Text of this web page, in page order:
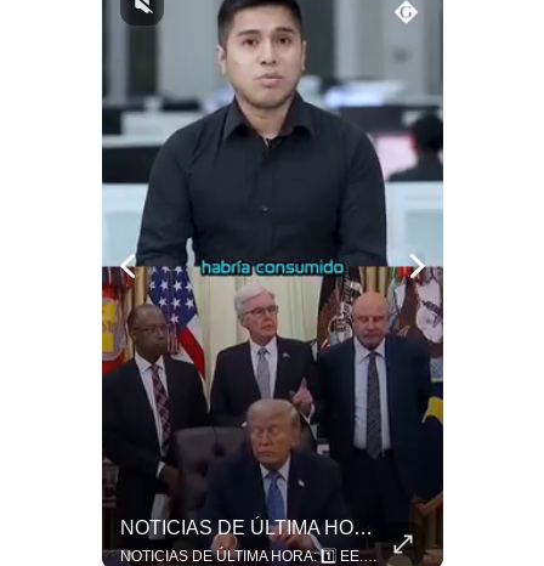
Fotogalerías
Condiciones
Frecuentes
NOTICIAS DE ÚLTIMA HORA: EE.UU. Se Queda Sin Misiles En Medio Oriente
NOTICIAS DE ÚLTIMA HORA: 1️⃣ EE.UU.: Habría gastado casi el 80% de sus misiles más avanzados (THAAD), un factor clave en las decisiones de Donald Trump frente a Irán. 2️⃣ Argentina y Brasil: Tensión diplomática escala; Brasil solicita el regreso del embajador argentino tras fuertes declaraciones de Javier Milei. 3️⃣ México: Asesinan al influencer César Gastélum a balazos durante una transmisión en vivo en Culiacán, Sinaloa. 4️⃣ Alemania: Ataque con dron explosivo obliga a suspender el aeropuerto de Leipzig, punto logístico clave de la OTAN para enviar material a Ucrania. ¿Qué noticia te parece la más impactante del día? ¡Te leo en los comentarios! 👇 #EEUU #JavierMilei #CesarGastelum #Alemania #Noticias #UltimaHora #NoticiasDelDia 🚀 ¿Quieres entender el mundo sin ruido? Únete a nuestra comunidad y forma parte del cambio. #GestiónNewsroomLive #NoticiasGlobales #AnálisisGeopolítico #EconomíaMundial #IA #Geopolítica #LatinosEnUSA #NoticiasEnEspañol 👉 Suscríbete y activa la campana para no perderte nuestro análisis diario. 🌎 Síguenos en nuestras redes sociales: 📌 Web oficial: https://gestion.pe/mundo/ 📌 LinkedIn: http://bit.ly/3HYIET0 📌 X (Twitter): http://bit.ly/4noZtX9 📌 TikTok: http://bit.ly/4evB6TO